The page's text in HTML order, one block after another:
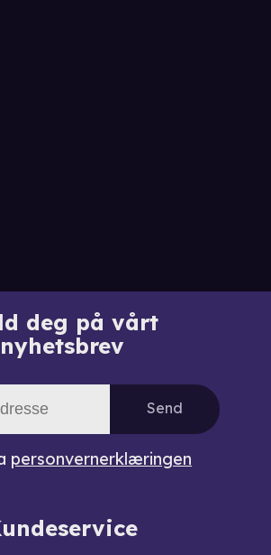
deg på vårt
nyhetsbrev
Send
personvernerklæringen